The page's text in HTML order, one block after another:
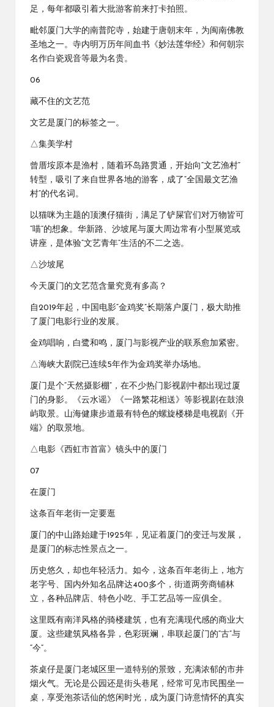
足，每年都吸引着大批游客前来打卡拍照。
毗邻厦门大学的南普陀寺，始建于唐朝末年，为闽南佛教
圣地之一。寺内明万历年间血书《妙法莲华经》和何朝宗
名作白瓷观音等最为名贵。
06
藏不住的文艺范
文艺是厦门的标签之一。
△集美学村
曾厝垵原本是渔村，随着环岛路贯通，开始向“文艺渔村”
转型，吸引了来自世界各地的游客，成了“全国最文艺渔
村”的代名词。
以猫咪为主题的顶澳仔猫街，满足了铲屎官们对万物皆可
“喵”的想象。华新路、沙坡尾与厦大周边常有小型展览或
讲座，是体验“文艺青年”生活的不二之选。
△沙坡尾
今天厦门的文艺范含量究竟有多高？
自2019年起，中国电影“金鸡奖”长期落户厦门，极大助推
了厦门电影行业的发展。
金鸡唱响，白鹭和鸣，厦门与影视产业的联系愈加紧密。
△海峡大剧院已连续5年作为金鸡奖举办场地。
厦门是个“天然摄影棚”，在不少热门影视剧中都出现过厦
门的身影。《云水谣》《一路繁花相送》等影视剧在鼓浪
屿取景。山海健康步道最有特色的螺旋楼梯是电视剧《开
端》的取景地。
△电影《西虹市首富》镜头中的厦门
07
在厦门
这条百年老街一定要逛
厦门的中山路始建于1925年，见证着厦门的变迁与发展，
是厦门的标志性景点之一。
历史悠久，却也年轻活力。如今，这条百年老街上，地方
老字号、国内外知名品牌达400多个，街道两旁商铺林
立，各种品牌店、特色小吃、手工艺品等一应俱全。
这里既有南洋风格的骑楼建筑，也有充满现代感的商业大
厦。这些建筑风格各异，色彩斑斓，串联起厦门的“古”与
“今”。
茶桌仔是厦门老城区里一道特别的景致，充满浓郁的市井
烟火气。无论是公园还是街头巷尾，经常可见市民围坐一
桌，享受泡茶话仙的悠闲时光，成为厦门诗意情怀的真实